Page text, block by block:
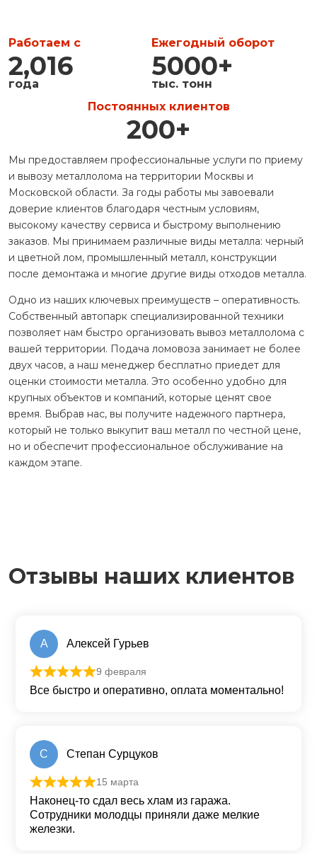
Работаем с
2,016
года
Ежегодный оборот
5000+
тыс. тонн
Постоянных клиентов
200+
Мы предоставляем профессиональные услуги по приему
и вывозу металлолома на территории Москвы и
Московской области. За годы работы мы завоевали
доверие клиентов благодаря честным условиям,
высокому качеству сервиса и быстрому выполнению
заказов. Мы принимаем различные виды металла: черный
и цветной лом, промышленный металл, конструкции
после демонтажа и многие другие виды отходов металла.
Одно из наших ключевых преимуществ – оперативность.
Собственный автопарк специализированной техники
позволяет нам быстро организовать вывоз металлолома с
вашей территории. Подача ломовоза занимает не более
двух часов, а наш менеджер бесплатно приедет для
оценки стоимости металла. Это особенно удобно для
крупных объектов и компаний, которые ценят свое
время. Выбрав нас, вы получите надежного партнера,
который не только выкупит ваш металл по честной цене,
но и обеспечит профессиональное обслуживание на
каждом этапе.
Отзывы наших клиентов
А Алексей Гурьев
Оценка из 5
9 февраля
Все быстро и оперативно, оплата моментально!
С Степан Сурцуков
Оценка из 5
15 марта
Наконец-то сдал весь хлам из гаража.
Сотрудники молодцы приняли даже мелкие
железки.